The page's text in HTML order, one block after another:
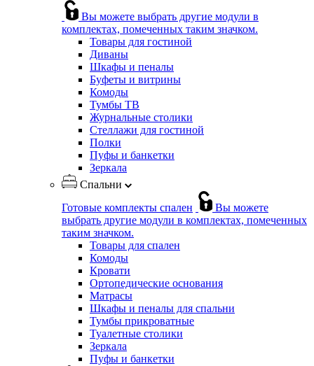
Вы можете выбрать другие модули в
комплектах, помеченных таким значком.
Товары для гостиной
Диваны
Шкафы и пеналы
Буфеты и витрины
Комоды
Тумбы ТВ
Журнальные столики
Стеллажи для гостиной
Полки
Пуфы и банкетки
Зеркала
Спальни
Готовые комплекты спален
Вы можете
выбрать другие модули в комплектах, помеченных
таким значком.
Товары для спален
Комоды
Кровати
Ортопедические основания
Матрасы
Шкафы и пеналы для спальни
Тумбы прикроватные
Туалетные столики
Зеркала
Пуфы и банкетки